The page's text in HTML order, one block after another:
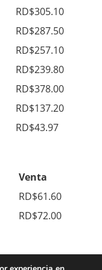
RD$305.10
RD$287.50
RD$257.10
RD$239.80
RD$378.00
RD$137.20
RD$43.97
Venta
RD$61.60
RD$72.00